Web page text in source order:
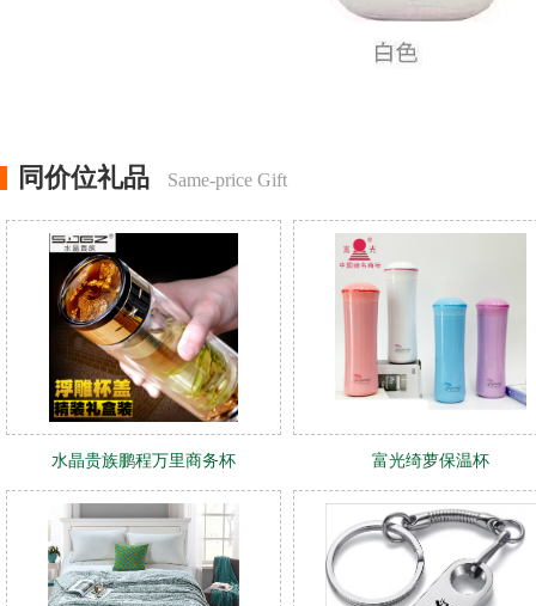
同价位礼品 Same-price Gift
水晶贵族鹏程万里商务杯 富光绮萝保温杯